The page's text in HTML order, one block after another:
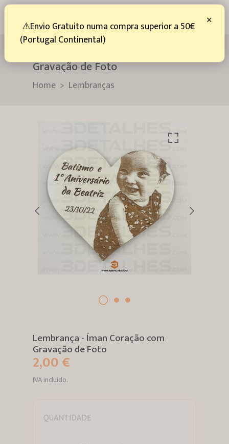
Gravação de Foto
Home Lembranças
Lembrança - Íman Coração com
Gravação de Foto
2,00 €
IVA incluído.
QUANTIDADE
×
⚠️Envio Gratuito numa compra superior a 50€
(Portugal Continental)